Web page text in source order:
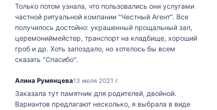
Только потом узнала, что пользовались они услугами
частной ритуальной компании "Честный Агент". Все
получилось достойно: украшенный прощальный зал,
церемониймейстер, транспорт на кладбище, хороший
гроб и др. Хоть запоздало, но хотелось бы всем
сказать "Спасибо".
Алина Румянцева13 июля 2021 г.
Заказала тут памятник для родителей, двойной.
Вариантов предлагают несколько, я выбрала в виде